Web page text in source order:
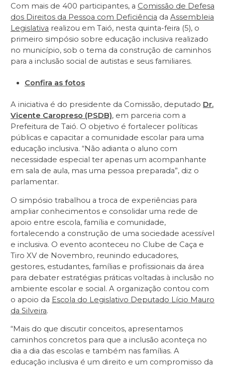
Com mais de 400 participantes, a Comissão de Defesa
dos Direitos da Pessoa com Deficiência da Assembleia
Legislativa realizou em Taió, nesta quinta-feira (5), o
primeiro simpósio sobre educação inclusiva realizado
no município, sob o tema da construção de caminhos
para a inclusão social de autistas e seus familiares.
Confira as fotos
A iniciativa é do presidente da Comissão, deputado Dr.
Vicente Caropreso (PSDB), em parceria com a
Prefeitura de Taió. O objetivo é fortalecer políticas
públicas e capacitar a comunidade escolar para uma
educação inclusiva. “Não adianta o aluno com
necessidade especial ter apenas um acompanhante
em sala de aula, mas uma pessoa preparada”, diz o
parlamentar.
O simpósio trabalhou a troca de experiências para
ampliar conhecimentos e consolidar uma rede de
apoio entre escola, família e comunidade,
fortalecendo a construção de uma sociedade acessível
e inclusiva. O evento aconteceu no Clube de Caça e
Tiro XV de Novembro, reunindo educadores,
gestores, estudantes, famílias e profissionais da área
para debater estratégias práticas voltadas à inclusão no
ambiente escolar e social. A organização contou com
o apoio da Escola do Legislativo Deputado Lício Mauro
da Silveira.
“Mais do que discutir conceitos, apresentamos
caminhos concretos para que a inclusão aconteça no
dia a dia das escolas e também nas famílias. A
educação inclusiva é um direito e um compromisso da